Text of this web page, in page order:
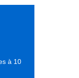
à 10